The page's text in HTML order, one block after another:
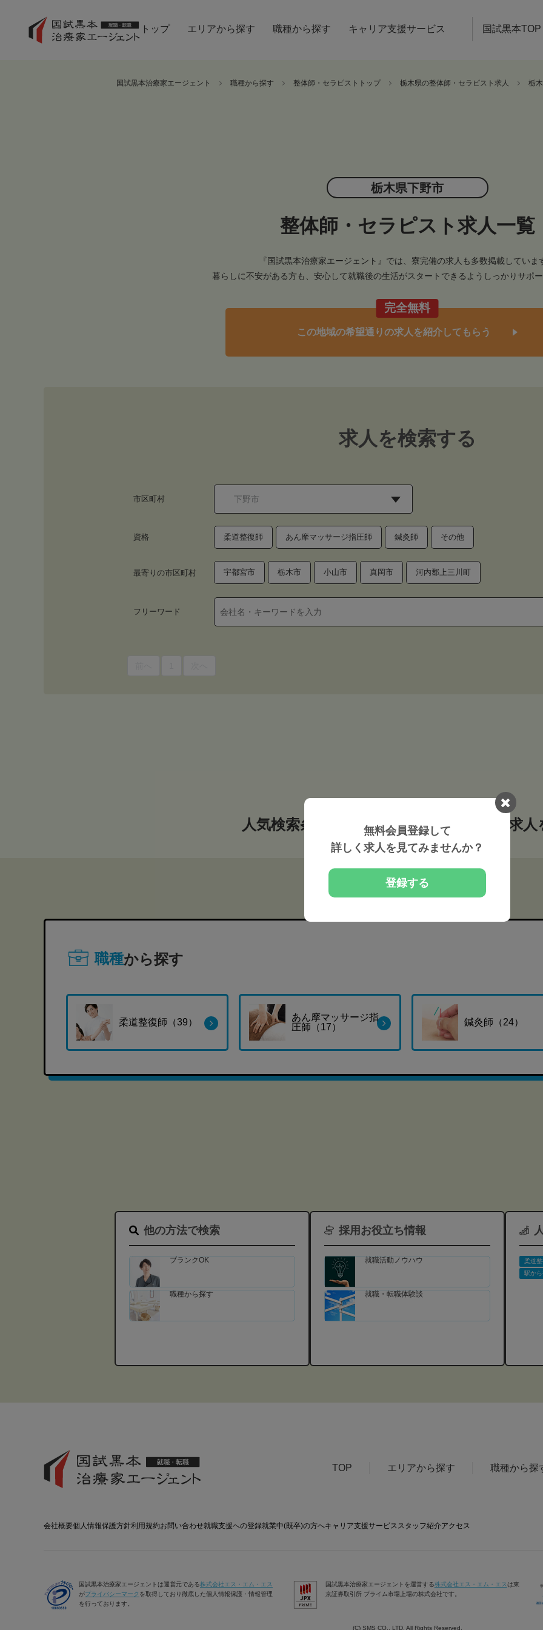
トップ エリアから探す 職種から探す キャリア支援サービス 国試黒本TOP
国試黒本治療家エージェント 職種から探す 整体師・セラピストトップ 栃木県の整体師・セラピスト求人 栃
栃木県下野市
整体師・セラピスト求人一覧
『国試黒本治療家エージェント』では、寮完備の求人も多数掲載していま
暮らしに不安がある方も、安心して就職後の生活がスタートできるようしっかりサポ
完全無料
この地域の希望通りの求人を紹介してもらう
求人を検索する
市区町村
資格 柔道整復師 あん摩マッサージ指圧師 鍼灸師 その他
最寄りの市区町村 宇都宮市 栃木市 小山市 真岡市 河内郡上三川町
フリーワード
人気検索条件から整体師・セラピストの求人
職種から探す
柔道整復師（39）
あん摩マッサージ指
圧師（17）
鍼灸師（24）
他の方法で検索
ブランクOK
職種から探す
採用お役立ち情報
就職活動ノウハウ
就職・転職体験談
柔道
駅か
TOP エリアから探す 職種から探
会社概要個人情報保護方針利用規約お問い合わせ就職支援への登録就業中(既卒)の方へキャリア支援サービススタッフ紹介アクセス
国試黒本治療家エージェントは運営元である株式会社エス・エム・エス
がプライバシーマーク を取得しており徹底した個人情報保護・情報管理
を行っております。
国試黒本治療家エージェントを運営する株式会社エス・エム・エスは東
京証券取引所 プライム市場上場の株式会社です。
(C) SMS CO., LTD. All Rights Reserved.
無料会員登録して
詳しく求人を見てみませんか？
登録する